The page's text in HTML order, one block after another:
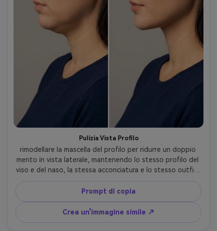
Pulizia Vista Profilo
rimodellare la mascella del profilo per ridurre un doppio
mento in vista laterale, mantenendo lo stesso profilo del
viso e del naso, la stessa acconciatura e lo stesso outfit;
Preservando i dettagli originali dello sfondo e
preservando i gradienti di illuminazione naturale sul collo-
AR 4:5
Prompt di copia
Crea un'immagine simile ↗